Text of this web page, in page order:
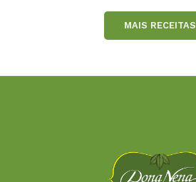
MAIS RECEITAS